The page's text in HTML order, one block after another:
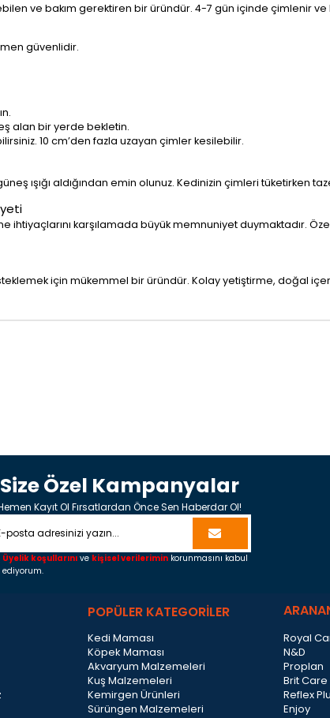
ve bakım gerektiren bir üründür. 4-7 gün içinde çimlenir
güvenlidir.
alan bir yerde bekletin.
10 cm’den fazla uzayan çimler kesilebilir.
ışığı aldığından emin olunuz. Kedinizin çimleri tüketirken
ihtiyaçlarını karşılamada büyük memnuniyet duymaktadır.
için mükemmel bir üründür. Kolay yetiştirme, doğal
Size Özel Kampanyalar
Kayıt Ol Fırsatlardan Önce Sen Haberdar Ol!
Üyelik koşullarını ve kişisel verilerimin korunmasını kabul
ediyorum.
POPÜLER KATEGORİLER
Kedi Maması
Köpek Maması
Akvaryum Malzemeleri
Kuş Malzemeleri
Kemirgen Ürünleri
Sürüngen Malzemeleri
Royal
N&D
Proplan
Brit Care
Reflex
Enjoy